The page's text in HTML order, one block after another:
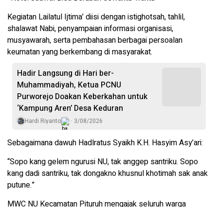
Kegiatan Lailatul Ijtima’ diisi dengan istighotsah, tahlil,
shalawat Nabi, penyampaian informasi organisasi,
musyawarah, serta pembahasan berbagai persoalan
keumatan yang berkembang di masyarakat.
Hadir Langsung di Hari ber-
Muhammadiyah, Ketua PCNU
Purworejo Doakan Keberkahan untuk
‘Kampung Aren’ Desa Keduran
Hardi Riyanto 3/08/2026
Sebagaimana dawuh Hadlratus Syaikh K.H. Hasyim Asy’ari:
“Sopo kang gelem ngurusi NU, tak anggep santriku. Sopo
kang dadi santriku, tak dongakno khusnul khotimah sak anak
putune.”
MWC NU Kecamatan Pituruh mengajak seluruh warga